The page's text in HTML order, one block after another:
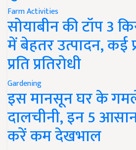
Farm Activities
सोयाबीन की टॉप 3
में बेहतर उत्पादन, कई
प्रति प्रतिरोधी
Gardening
इस मानसून घर के
दालचीनी, इन 5
करें कम देखभाल